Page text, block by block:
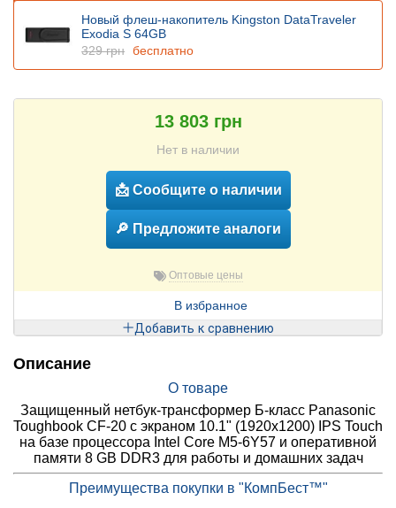
Новый флеш-накопитель Kingston DataTraveler
Exodia S 64GB
329 грн бесплатно
13 803 грн
Нет в наличии
📩 Сообщите о наличии
🔎 Предложите аналоги
Оптовые цены
В избранное
Добавить к сравнению
Описание
О товаре
Защищенный нетбук-трансформер Б-класс Panasonic
Toughbook CF-20 с экраном 10.1" (1920x1200) IPS Touch
на базе процессора Intel Core M5-6Y57 и оперативной
памяти 8 GB DDR3 для работы и домашних задач
Преимущества покупки в "КомпБест™"